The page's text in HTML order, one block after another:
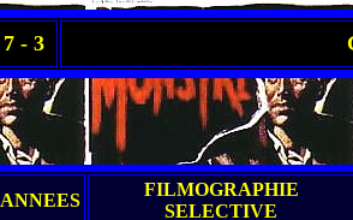
7 - 3
ANNEES
FILMOGRAPHIE
SELECTIVE